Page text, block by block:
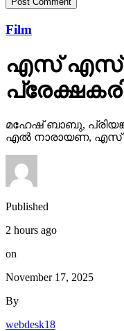
Film
എസ് എസ്
മഹേഷ് ബാബു,
എൽ നാരായണ, എസ്
Published
2 hours ago
on
November 17, 2025
By
webdesk18